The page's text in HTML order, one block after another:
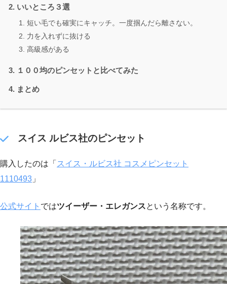
いいところ３選
短い毛でも確実にキャッチ。一度掴んだら離さない。
力を入れずに抜ける
高級感がある
１００均のピンセットと比べてみた
まとめ
スイス ルビス社のピンセット
購入したのは「 スイス・ルビス社 コスメピンセット
1110493 」
公式サイト ではツイーザー・エレガンスという名称です。